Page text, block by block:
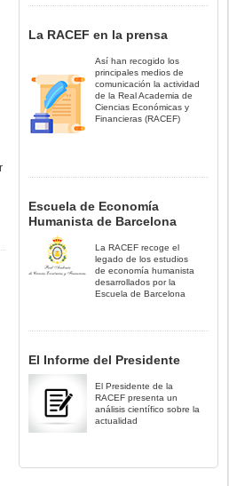
La RACEF en la prensa
Así han recogido los
principales medios de
comunicación la actividad
de la Real Academia de
Ciencias Económicas y
Financieras (RACEF)
Escuela de Economía
Humanista de Barcelona
La RACEF recoge el
legado de los estudios
de economía humanista
desarrollados por la
Escuela de Barcelona
El Informe del Presidente
El Presidente de la
RACEF presenta un
análisis científico sobre la
actualidad